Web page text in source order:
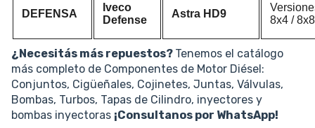
DEFENSA
Iveco
Defense
Astra HD9
8x4 / 8x8
¿Necesitás más repuestos? Tenemos el catálogo
más completo de Componentes de Motor Diésel:
Conjuntos, Cigüeñales, Cojinetes, Juntas, Válvulas,
Bombas, Turbos, Tapas de Cilindro, inyectores y
bombas inyectoras ¡Consultanos por WhatsApp!